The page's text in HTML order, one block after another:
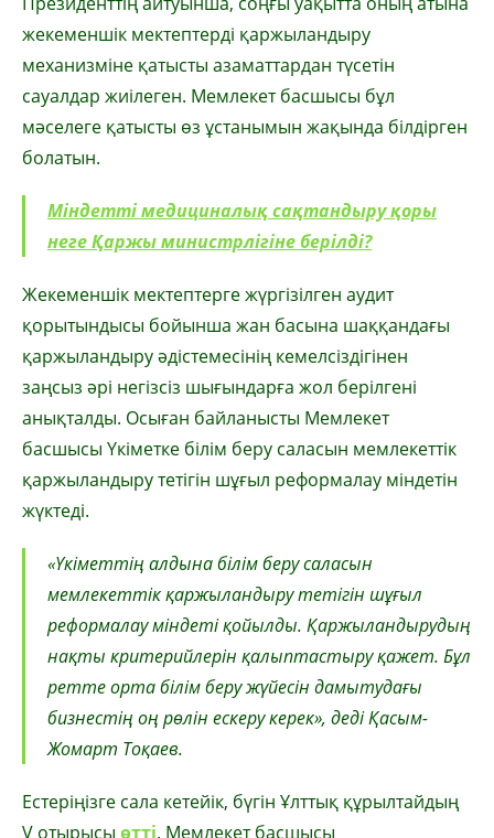
жекеменшік мектептерді қаржыландыру
механизміне қатысты азаматтардан түсетін
сауалдар жиілеген. Мемлекет басшысы бұл
мәселеге қатысты өз ұстанымын жақында білдірген
болатын.
Міндетті медициналық сақтандыру қоры
неге Қаржы министрлігіне берілді?
Жекеменшік мектептерге жүргізілген аудит
қорытындысы бойынша жан басына шаққандағы
қаржыландыру әдістемесінің кемелсіздігінен
заңсыз әрі негізсіз шығындарға жол берілгені
анықталды. Осыған байланысты Мемлекет
басшысы Үкіметке білім беру саласын мемлекеттік
қаржыландыру тетігін шұғыл реформалау міндетін
жүктеді.
«Үкіметтің алдына білім беру саласын
мемлекеттік қаржыландыру тетігін шұғыл
реформалау міндеті қойылды. Қаржыландырудың
нақты критерийлерін қалыптастыру қажет. Бұл
ретте орта білім беру жүйесін дамытудағы
бизнестің оң рөлін ескеру керек», деді Қасым-
Жомарт Тоқаев.
Естеріңізге сала кетейік, бүгін Ұлттық құрылтайдың
V отырысы өтті. Мемлекет басшысы